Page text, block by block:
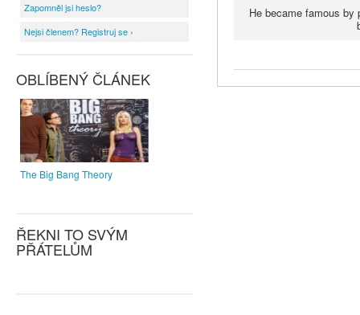
Zapomněl jsi heslo?
Nejsi členem? Registruj se ›
OBLÍBENÝ ČLÁNEK
The Big Bang Theory
ŘEKNI TO SVÝM
PŘÁTELŮM
He became famous by